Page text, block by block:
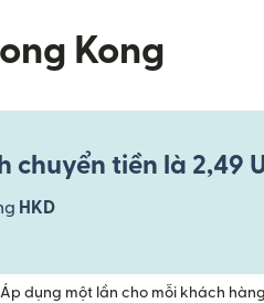
Kong
chuyển tiền là 2,49
HKD
dụng một lần cho mỗi khách